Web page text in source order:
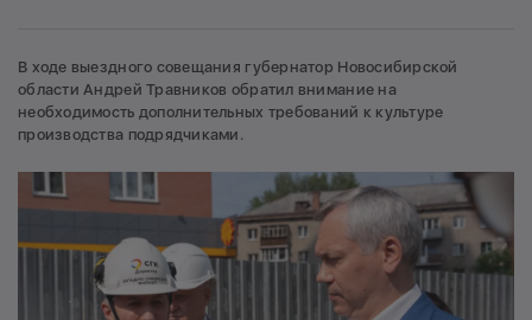
В ходе выездного совещания губернатор Новосибирской
области Андрей Травников обратил внимание на
необходимость дополнительных требований к культуре
производства подрядчиками.